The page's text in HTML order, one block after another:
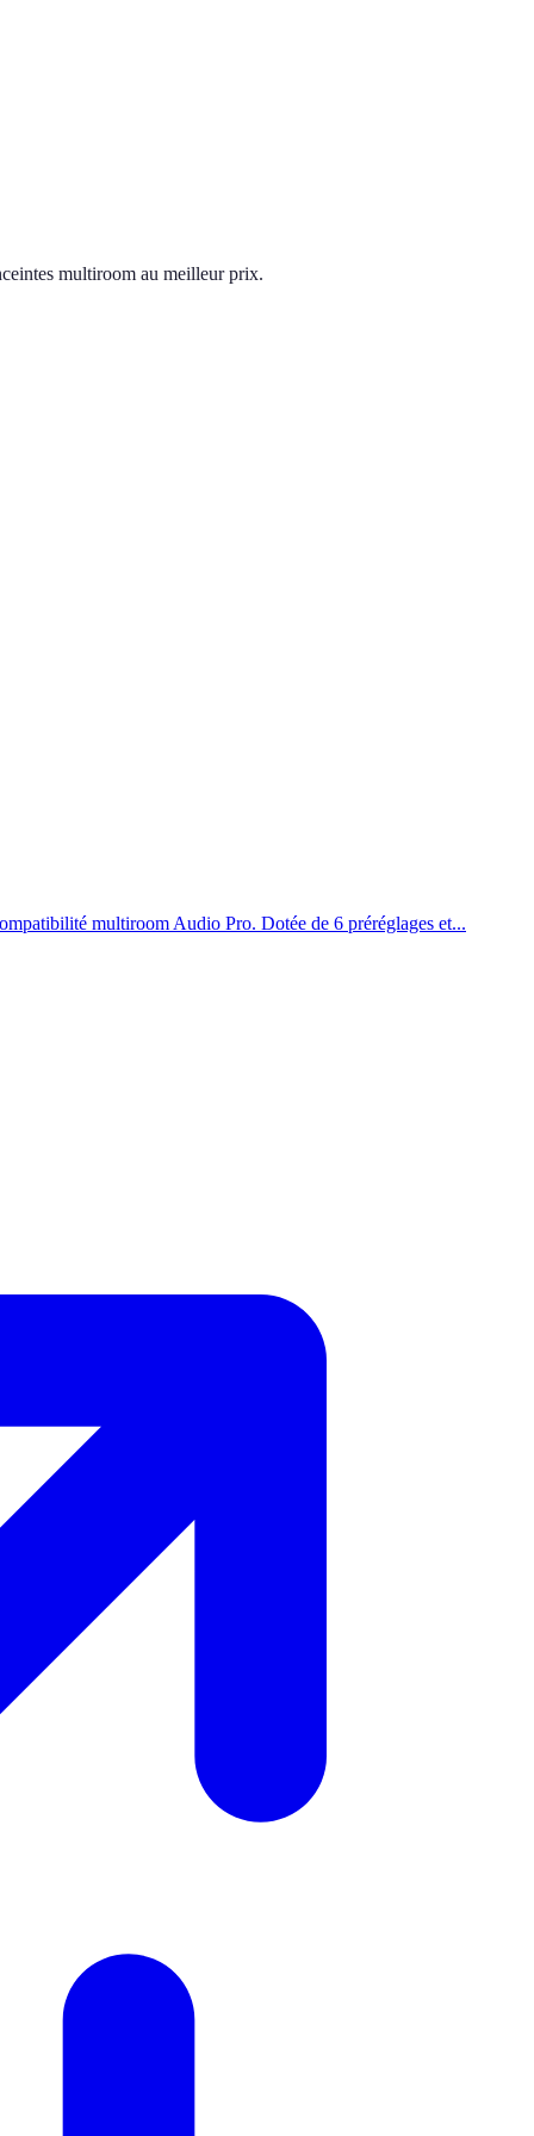
multiroom au meilleur prix.
multiroom Audio Pro. Dotée de 6 préréglages et...